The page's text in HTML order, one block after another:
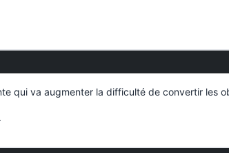
qui va augmenter la difficulté de convertir les